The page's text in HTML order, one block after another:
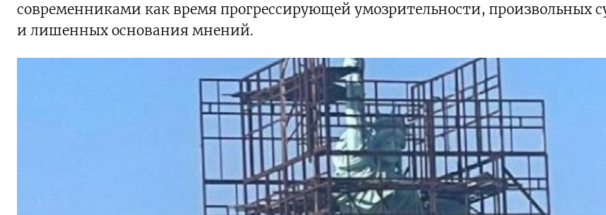
современниками как время прогрессирующей умозрительности, произвольных
и лишенных основания мнений.